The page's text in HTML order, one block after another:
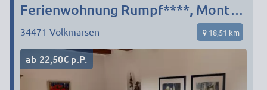
Ferienwohnung Rumpf****, Monteurunterkunft
34471 Volkmarsen 18,51 km
ab 22,50€ p.P.